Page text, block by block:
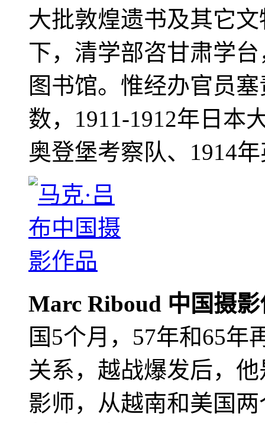
大批敦煌遗书及其它
下，清学部咨甘肃学
图书馆。惟经办官员
数，1911-1912年日本
奥登堡考察队、1914
Marc Riboud 中国摄
国5个月，57年和65年
关系，越战爆发后，
影师，从越南和美国